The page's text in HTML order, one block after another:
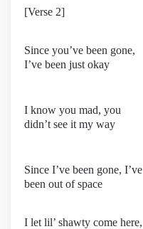
[Verse 2]
Since you’ve been gone,
I’ve been just okay
I know you mad, you
didn’t see it my way
Since I’ve been gone, I’ve
been out of space
I let lil’ shawty come here,